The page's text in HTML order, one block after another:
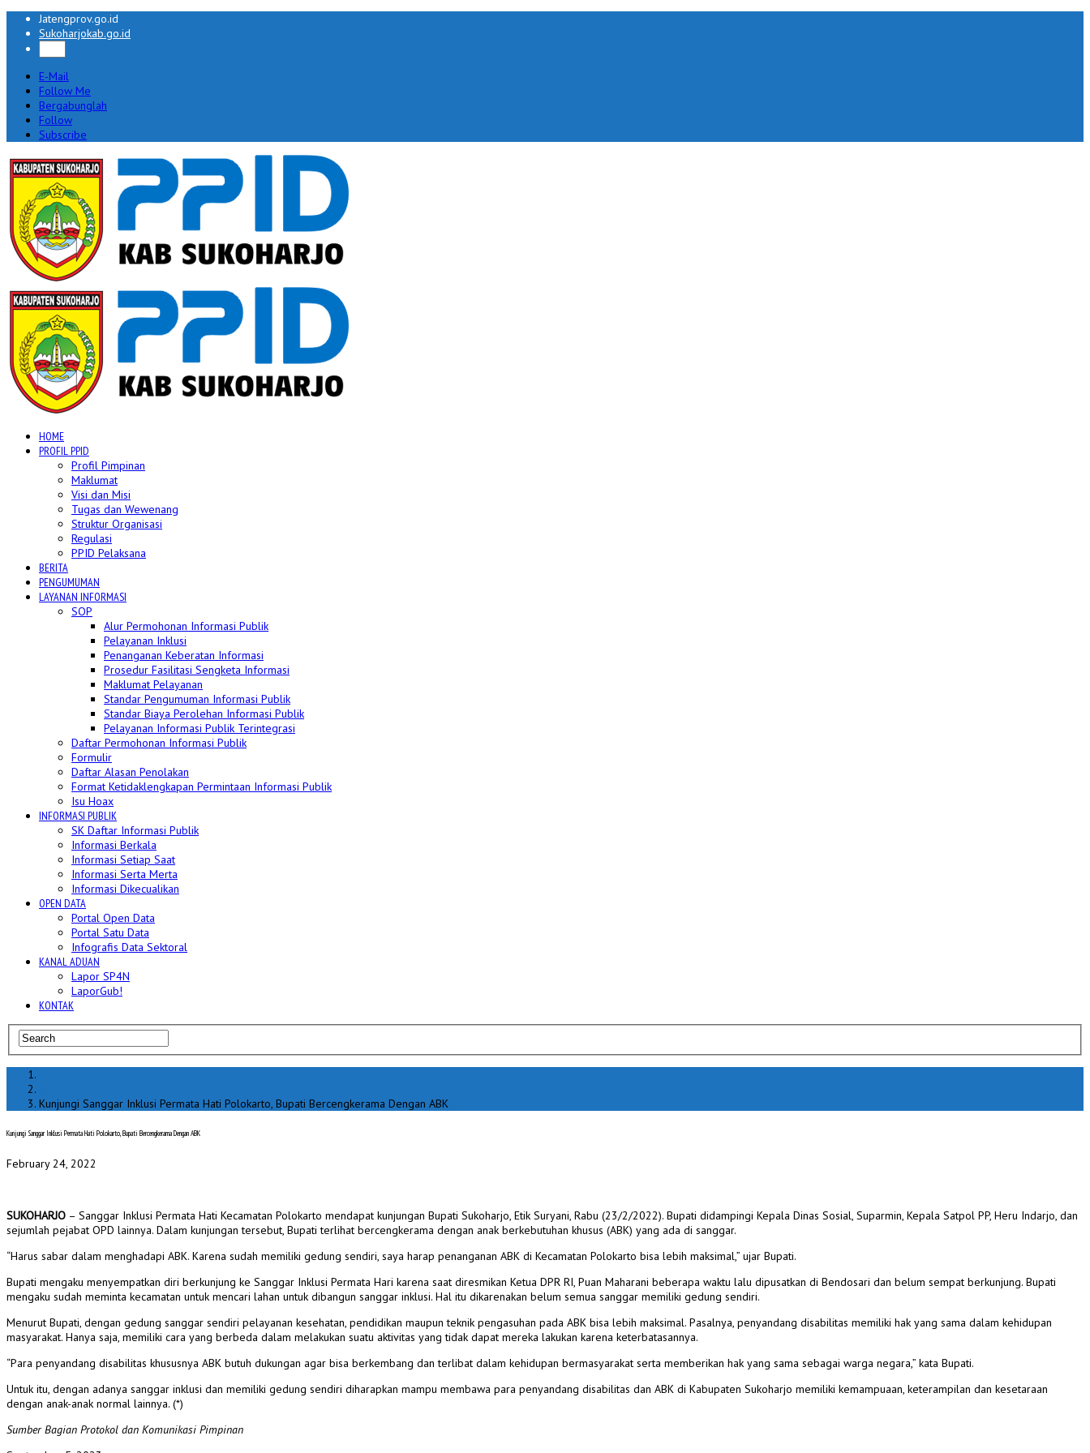
Jatengprov.go.id
Sukoharjokab.go.id
E-Mail
Follow Me
Bergabunglah
Follow
Subscribe
HOME
PROFIL PPID
Profil Pimpinan
Maklumat
Visi dan Misi
Tugas dan Wewenang
Struktur Organisasi
Regulasi
PPID Pelaksana
BERITA
PENGUMUMAN
LAYANAN INFORMASI
SOP
Alur Permohonan Informasi Publik
Pelayanan Inklusi
Penanganan Keberatan Informasi
Prosedur Fasilitasi Sengketa Informasi
Maklumat Pelayanan
Standar Pengumuman Informasi Publik
Standar Biaya Perolehan Informasi Publik
Pelayanan Informasi Publik Terintegrasi
Daftar Permohonan Informasi Publik
Formulir
Daftar Alasan Penolakan
Format Ketidaklengkapan Permintaan Informasi Publik
Isu Hoax
INFORMASI PUBLIK
SK Daftar Informasi Publik
Informasi Berkala
Informasi Setiap Saat
Informasi Serta Merta
Informasi Dikecualikan
OPEN DATA
Portal Open Data
Portal Satu Data
Infografis Data Sektoral
KANAL ADUAN
Lapor SP4N
LaporGub!
KONTAK
Kunjungi Sanggar Inklusi Permata Hati Polokarto, Bupati Bercengkerama Dengan ABK
Kunjungi Sanggar Inklusi Permata Hati Polokarto, Bupati Bercengkerama Dengan ABK
February 24, 2022
SUKOHARJO – Sanggar Inklusi Permata Hati Kecamatan Polokarto mendapat kunjungan Bupati Sukoharjo, Etik Suryani, Rabu (23/2/2022). Bupati didampingi Kepala Dinas Sosial, Suparmin, Kepala Satpol PP, Heru Indarjo, dan
sejumlah pejabat OPD lainnya. Dalam kunjungan tersebut, Bupati terlihat bercengkerama dengan anak berkebutuhan khusus (ABK) yang ada di sanggar.
“Harus sabar dalam menghadapi ABK. Karena sudah memiliki gedung sendiri, saya harap penanganan ABK di Kecamatan Polokarto bisa lebih maksimal,” ujar Bupati.
Bupati mengaku menyempatkan diri berkunjung ke Sanggar Inklusi Permata Hari karena saat diresmikan Ketua DPR RI, Puan Maharani beberapa waktu lalu dipusatkan di Bendosari dan belum sempat berkunjung. Bupati
mengaku sudah meminta kecamatan untuk mencari lahan untuk dibangun sanggar inklusi. Hal itu dikarenakan belum semua sanggar memiliki gedung sendiri.
Menurut Bupati, dengan gedung sanggar sendiri pelayanan kesehatan, pendidikan maupun teknik pengasuhan pada ABK bisa lebih maksimal. Pasalnya, penyandang disabilitas memiliki hak yang sama dalam kehidupan
masyarakat. Hanya saja, memiliki cara yang berbeda dalam melakukan suatu aktivitas yang tidak dapat mereka lakukan karena keterbatasannya.
“Para penyandang disabilitas khususnya ABK butuh dukungan agar bisa berkembang dan terlibat dalam kehidupan bermasyarakat serta memberikan hak yang sama sebagai warga negara,” kata Bupati.
Untuk itu, dengan adanya sanggar inklusi dan memiliki gedung sendiri diharapkan mampu membawa para penyandang disabilitas dan ABK di Kabupaten Sukoharjo memiliki kemampuaan, keterampilan dan kesetaraan
dengan anak-anak normal lainnya. (*)
Sumber Bagian Protokol dan Komunikasi Pimpinan